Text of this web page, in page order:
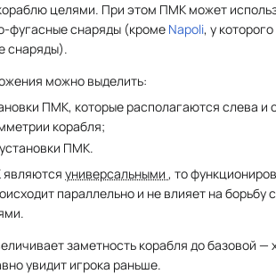
целями. При этом ПМК может
фугасные снаряды (кроме Napoli, у которого
снаряды).
можно выделить:
ПМК, которые располагаются слева и
корабля;
ПМК.
универсальными , то
параллельно и не влияет на борьбу с
заметность корабля до базовой —
увидит игрока раньше.